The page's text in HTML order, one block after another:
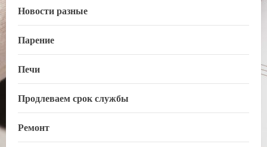
Новости разные
Парение
Печи
Продлеваем срок службы
Ремонт